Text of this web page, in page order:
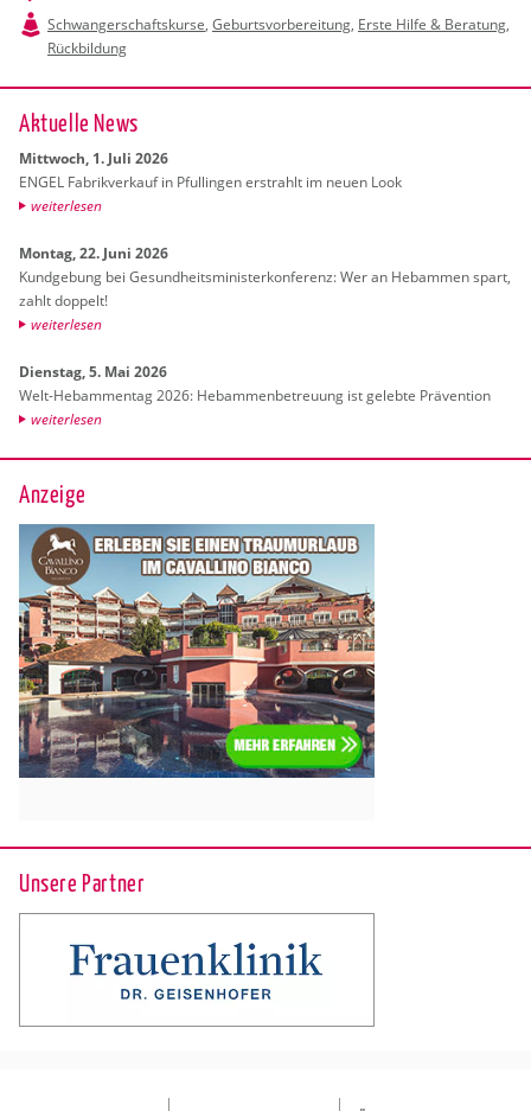
Schwangerschaftskurse, Geburtsvorbereitung, Erste Hilfe & Beratung,
Rückbildung
Ak­tu­el­le News
Mitt­woch, 1. Juli 2026
ENGEL Fa­brik­ver­kauf in Pful­lin­gen er­strahlt im neuen Look
wei­ter­le­sen
Mon­tag, 22. Juni 2026
Kund­ge­bung bei Ge­sund­heits­mi­nis­ter­kon­fe­renz: Wer an Heb­am­men spart,
zahlt dop­pelt!
wei­ter­le­sen
Diens­tag, 5. Mai 2026
Welt-Heb­am­men­tag 2026: Heb­am­men­be­treu­ung ist ge­leb­te Prä­ven­ti­on
wei­ter­le­sen
Anzeige
Unsere Partner